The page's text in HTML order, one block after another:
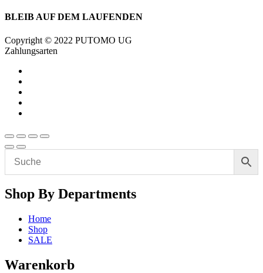
BLEIB AUF DEM LAUFENDEN
Copyright © 2022 PUTOMO UG
Zahlungsarten
Shop By Departments
Home
Shop
SALE
Warenkorb